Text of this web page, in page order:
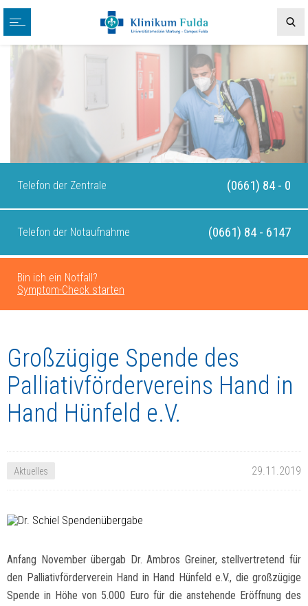
Telefon der Zentrale (0661) 84 - 0
Telefon der Notaufnahme (0661) 84 - 6147
Bin ich ein Notfall?
Symptom-Check starten
Großzügige Spende des
Palliativfördervereins Hand in
Hand Hünfeld e.V.
Aktuelles 29.11.2019
Anfang November übergab Dr. Ambros Greiner, stellvertretend für
den Palliativförderverein Hand in Hand Hünfeld e.V., die großzügige
Spende in Höhe von 5.000 Euro für die anstehende Eröffnung des